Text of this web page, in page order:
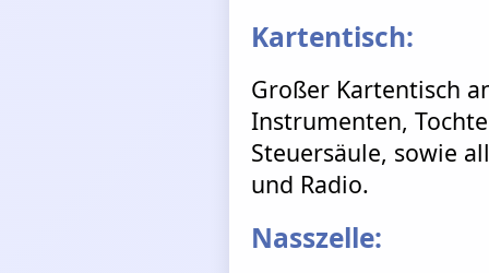
Kartentisch:
Großer Kartentisch
Instrumenten,
Steuersäule, sowie
und Radio.
Nasszelle: